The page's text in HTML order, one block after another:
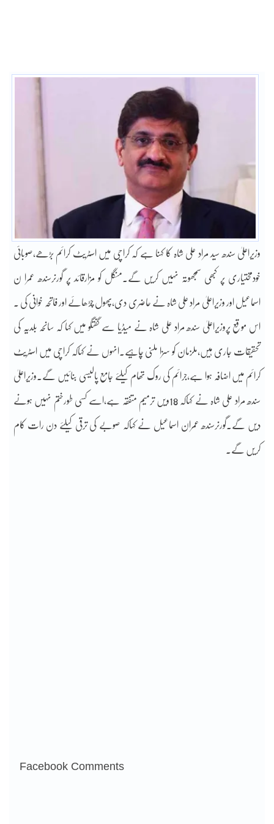
وزیراعلیٰ سندھ سید مراد علی شاہ کا کہنا ہے کہ کراچی میں اسٹریٹ کرائم بڑھے،صوبائی
خودمختیاری پر کبھی سمجھوتہ نہیں کریں گے۔منگل کو مزارقائد پر گورنرسندھ عمرا ن
اسماعیل اور وزیراعلیٰ مراد علی شاہ نے حاضری دی،پھول چڑھائے اور فاتحہ خوانی کی ۔
اس موقع پروزیراعلیٰ سندھ مراد علی شاہ نے میڈیا سے گفتگو میں کہا کہ سانحہ بلدیہ کی
تحقیقات جاری ہیں،ملزمان کو سزا ملنی چاہیے۔انہوں نے کہاکہ کراچی میں اسٹریٹ
کرائم میں اضافہ ہوا ہے،جرائم کی روک تھام کیلئے جامع پالیسی بنائیں گے۔وزیراعلیٰ
سندھ مراد علی شاہ نے کہاکہ 18ویں ترمیم متفقہ ہے،اسے کسی طورختم نہیں ہونے
دیں گے۔گورنرسندھ عمران اسماعیل نے کہاکہ صوبے کی ترقی کیلئے دن رات کام
کریں گے۔
Facebook Comments